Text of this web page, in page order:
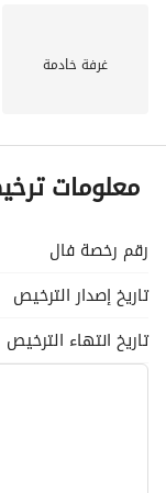
غرفة خادمة
معلومات
رقم رخصة فال
تاريخ إصدار الترخيص
تاريخ انتهاء الترخيص